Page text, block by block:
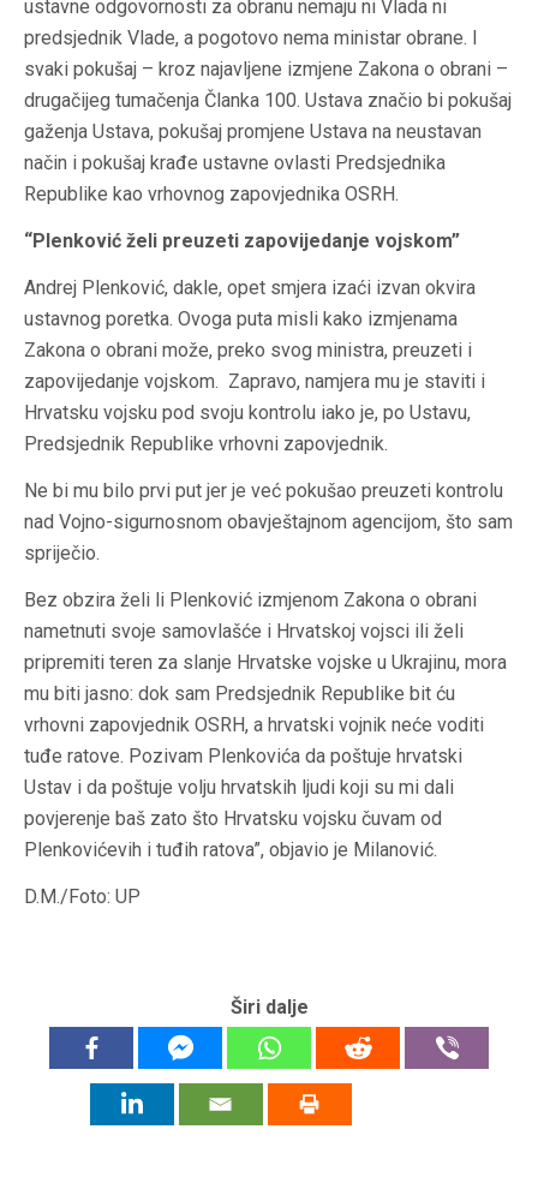
ustavne odgovornosti za obranu nemaju ni Vlada ni
predsjednik Vlade, a pogotovo nema ministar obrane. I
svaki pokušaj – kroz najavljene izmjene Zakona o obrani –
drugačijeg tumačenja Članka 100. Ustava značio bi pokušaj
gaženja Ustava, pokušaj promjene Ustava na neustavan
način i pokušaj krađe ustavne ovlasti Predsjednika
Republike kao vrhovnog zapovjednika OSRH.
“Plenković želi preuzeti zapovijedanje vojskom”
Andrej Plenković, dakle, opet smjera izaći izvan okvira
ustavnog poretka. Ovoga puta misli kako izmjenama
Zakona o obrani može, preko svog ministra, preuzeti i
zapovijedanje vojskom. Zapravo, namjera mu je staviti i
Hrvatsku vojsku pod svoju kontrolu iako je, po Ustavu,
Predsjednik Republike vrhovni zapovjednik.
Ne bi mu bilo prvi put jer je već pokušao preuzeti kontrolu
nad Vojno-sigurnosnom obavještajnom agencijom, što sam
spriječio.
Bez obzira želi li Plenković izmjenom Zakona o obrani
nametnuti svoje samovlašće i Hrvatskoj vojsci ili želi
pripremiti teren za slanje Hrvatske vojske u Ukrajinu, mora
mu biti jasno: dok sam Predsjednik Republike bit ću
vrhovni zapovjednik OSRH, a hrvatski vojnik neće voditi
tuđe ratove. Pozivam Plenkovića da poštuje hrvatski
Ustav i da poštuje volju hrvatskih ljudi koji su mi dali
povjerenje baš zato što Hrvatsku vojsku čuvam od
Plenkovićevih i tuđih ratova”, objavio je Milanović.
D.M./Foto: UP
Širi dalje